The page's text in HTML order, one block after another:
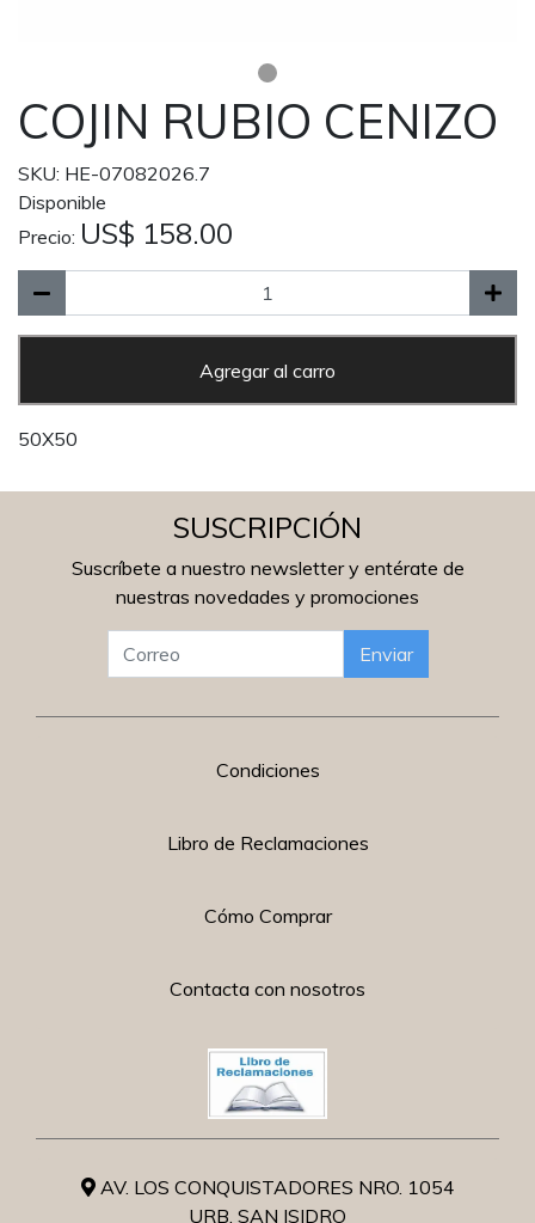
COJIN RUBIO CENIZO
SKU: HE-07082026.7
Disponible
Precio: US$ 158.00
Agregar al carro
50X50
SUSCRIPCIÓN
Suscríbete a nuestro newsletter y entérate de
nuestras novedades y promociones
Enviar
Condiciones
Libro de Reclamaciones
Cómo Comprar
Contacta con nosotros
AV. LOS CONQUISTADORES NRO. 1054
URB. SAN ISIDRO